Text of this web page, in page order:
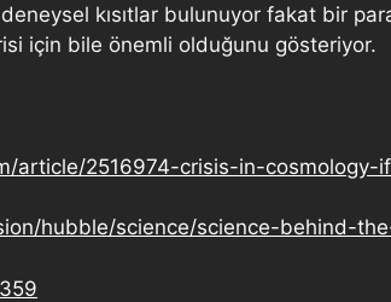
kısıtlar bulunuyor fakat bir
için bile önemli olduğunu gösteriyor.
article/2516974-crisis-in-
hubble/science/science-behind-